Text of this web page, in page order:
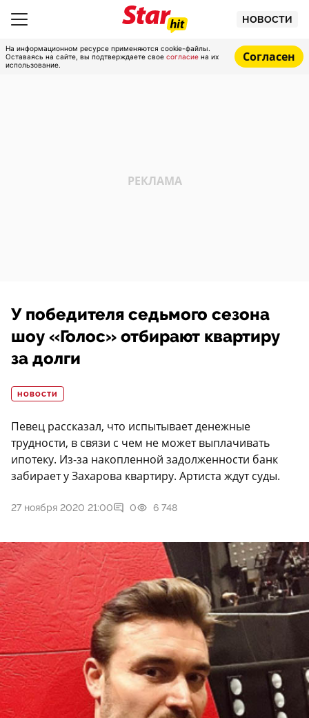
НОВОСТИ
На информационном ресурсе применяются cookie-файлы.
Оставаясь на сайте, вы подтверждаете свое согласие на их
использование.
Согласен
У победителя седьмого сезона
шоу «Голос» отбирают квартиру
за долги
НОВОСТИ
Певец рассказал, что испытывает денежные
трудности, в связи с чем не может выплачивать
ипотеку. Из-за накопленной задолженности банк
забирает у Захарова квартиру. Артиста ждут суды.
27 ноября 2020 21:00 0 6 748